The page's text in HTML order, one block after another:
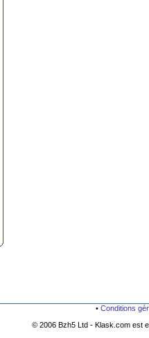
• Conditions
© 2006 Bzh5 Ltd - Klask.com est